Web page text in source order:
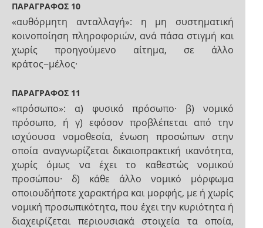
ΠΑΡΑΓΡΑΦΟΣ 10
«αυθόρμητη ανταλλαγή»: η μη συστηματική
κοινοποίηση πληροφοριών, ανά πάσα στιγμή και
χωρίς προηγούμενο αίτημα, σε άλλο
κράτος−μέλος·
ΠΑΡΑΓΡΑΦΟΣ 11
«πρόσωπο»: α) φυσικό πρόσωπο· β) νομικό
πρόσωπο, ή γ) εφόσον προβλέπεται από την
ισχύουσα νομοθεσία, ένωση προσώπων στην
οποία αναγνωρίζεται δικαιοπρακτική ικανότητα,
χωρίς όμως να έχει το καθεστώς νομικού
προσώπου· δ) κάθε άλλο νομικό μόρφωμα
οποιουδήποτε χαρακτήρα και μορφής, με ή χωρίς
νομική προσωπικότητα, που έχει την κυριότητα ή
διαχειρίζεται περιουσιακά στοιχεία τα οποία,